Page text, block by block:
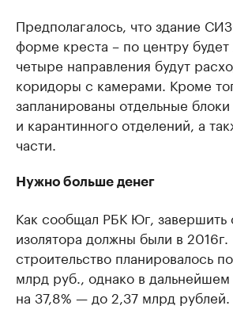
Предполагалось, что здание
форме креста – по центру будет
четыре направления будут
коридоры с камерами. Кроме
запланированы отдельные
и карантинного отделений, а
части.
Нужно больше денег
Как сообщал РБК Юг, завершить
изолятора должны были в 2016г.
строительство планировалось
млрд руб., однако в
на 37,8% — до 2,37 млрд рублей.